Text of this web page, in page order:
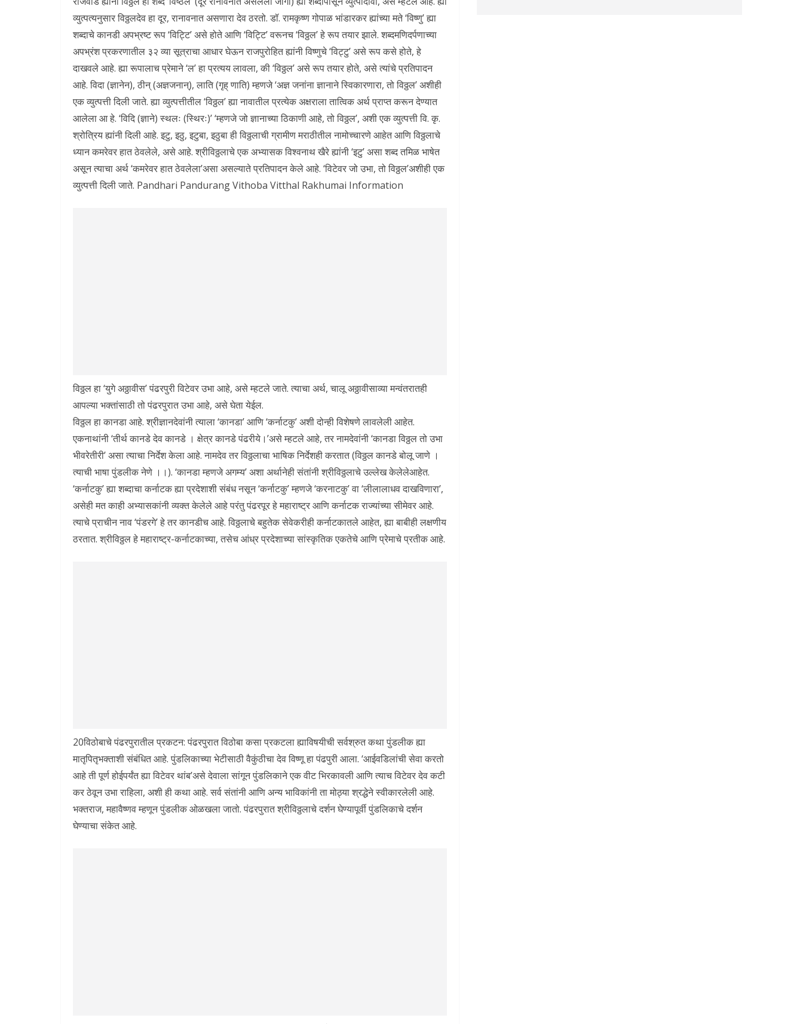
व्युत्पत्यनुसार विठ्ठलदेव हा दूर, रानावनात असणारा देव ठरतो. डॉ. रामकृष्ण गोपाळ भांडारकर ह्यांच्या मते ‘विष्णु’ ह्या
शब्दाचे कानडी अपभ्रष्ट रूप ‘विट्टि’ असे होते आणि ‘विट्टि’ वरूनच ‘विठ्ठल’ हे रूप तयार झाले. शब्दमणिदर्पणाच्या
अपभ्रंश प्रकरणातील ३२ व्या सूत्राचा आधार घेऊन राजपुरोहित ह्यांनी विष्णुचे ‘विट्टु’ असे रूप कसे होते, हे
दाखवले आहे. ह्या रूपालाच प्रेमाने ‘ल’ हा प्रत्यय लावला, की ‘विठ्ठल’ असे रूप तयार होते, असे त्यांचे प्रतिपादन
आहे. विदा (ज्ञानेन), ठीन् (अज्ञजनान्), लाति (गृह्‌ णाति) म्हणजे ‘अज्ञ जनांना ज्ञानाने स्विकारणारा, तो विठ्ठल’ अशीही
एक व्युत्पत्ती दिली जाते. ह्या व्युत्पत्तीतील ‘विठ्ठल’ ह्या नावातील प्रत्येक अक्षराला तात्विक अर्थ प्राप्त करून देण्यात
आलेला आ हे. ‘विदि (ज्ञाने) स्थलः (स्थिरः)’ ‘म्हणजे जो ज्ञानाच्या ठिकाणी आहे, तो विठ्ठल’, अशी एक व्युत्पत्ती वि. कृ.
श्रोत्रिय ह्यांनी दिली आहे. इटु, इठु, इटुबा, इठुबा ही विठ्ठलाची ग्रामीण मराठीतील नामोच्चारणे आहेत आणि विठ्ठलाचे
ध्यान कमरेवर हात ठेवलेले, असे आहे. श्रीविठ्ठलाचे एक अभ्यासक विश्वनाथ खैरे ह्यांनी ‘इटु’ असा शब्द तमिळ भाषेत
असून त्याचा अर्थ ‘कमरेवर हात ठेवलेला’असा असल्याते प्रतिपादन केले आहे. ‘विटेवर जो उभा, तो विठ्ठल’अशीही एक
व्युत्पत्ती दिली जाते. Pandhari Pandurang Vithoba Vitthal Rakhumai Information
विठ्ठल हा ‘युगे अठ्ठावीस’ पंढरपुरी विटेवर उभा आहे, असे म्हटले जाते. त्याचा अर्थ, चालू अठ्ठावीसाव्या मन्वंतरातही
आपल्या भक्तांसाठी तो पंढरपुरात उभा आहे, असे घेता येईल.
विठ्ठल हा कानडा आहे. श्रीज्ञानदेवांनी त्याला ‘कानडा’ आणि ‘कर्नाटकु’ अशी दोन्ही विशेषणे लावलेली आहेत.
एकनाथांनी ‘तीर्थ कानडे देव कानडे । क्षेत्र कानडे पंढरीये।’असे म्हटले आहे, तर नामदेवांनी ‘कानडा विठ्ठल तो उभा
भीवरेतीरी’ असा त्याचा निर्देश केला आहे. नामदेव तर विठ्ठलाचा भाषिक निर्देशही करतात (विठ्ठल कानडे बोलू जाणे ।
त्याची भाषा पुंडलीक नेणे ।।). ‘कानडा म्हणजे अगम्य’ अशा अर्थानेही संतांनी श्रीविठ्ठलाचे उल्लेख केलेलेआहेत.
‘कर्नाटकु’ ह्या शब्दाचा कर्नाटक ह्या प्रदेशाशी संबंध नसून ‘कर्नाटकु’ म्हणजे ‘करनाटकु’ वा ‘लीलालाधव दाखविणारा’,
असेही मत काही अभ्यासकांनी व्यक्त केलेले आहे परंतु पंढरपूर हे महाराष्ट्र आणि कर्नाटक राज्यांच्या सीमेवर आहे.
त्याचे प्राचीन नाव ‘पंडरगे’ हे तर कानडीच आहे. विठ्ठलाचे बहुतेक सेवेकरीही कर्नाटकातले आहेत, ह्या बाबीही लक्षणीय
ठरतात. श्रीविठ्ठल हे महाराष्ट्र-कर्नाटकाच्या, तसेच आंध्र प्रदेशाच्या सांस्कृतिक एकतेचे आणि प्रेमाचे प्रतीक आहे.
20विठोबाचे पंढरपुरातील प्रकटन: पंढरपुरात विठोबा कसा प्रकटला ह्याविषयीची सर्वश्रुत कथा पुंडलीक ह्या
मातृपितृभक्ताशी संबंधित आहे. पुंडलिकाच्या भेटीसाठी वैकुंठीचा देव विष्णू हा पंढपुरी आला. ‘आईवडिलांची सेवा करतो
आहे ती पूर्ण होईपर्यंत ह्या विटेवर थांब’असे देवाला सांगून पुंडलिकाने एक वीट भिरकावली आणि त्याच विटेवर देव कटी
कर ठेवून उभा राहिला, अशी ही कथा आहे. सर्व संतांनी आणि अन्य भाविकांनी ता मोठ्या श्रद्धेने स्वीकारलेली आहे.
भक्तराज, महावैष्णव म्हणून पुंडलीक ओळखला जातो. पंढरपुरात श्रीविठ्ठलाचे दर्शन घेण्यापूर्वी पुंडलिकाचे दर्शन
घेण्याचा संकेत आहे.